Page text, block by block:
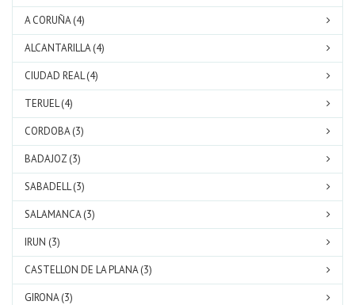
A CORUÑA (4)
ALCANTARILLA (4)
CIUDAD REAL (4)
TERUEL (4)
CORDOBA (3)
BADAJOZ (3)
SABADELL (3)
SALAMANCA (3)
IRUN (3)
CASTELLON DE LA PLANA (3)
GIRONA (3)